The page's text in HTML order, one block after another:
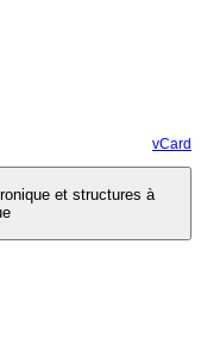
vCard
et structures à